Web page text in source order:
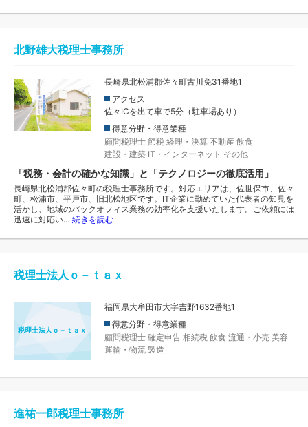
北野雄大税理士事務所
長崎県北松浦郡佐々町古川免31番地1
アクセス
佐々ICを出て車で5分（駐車場あり）
得意分野・得意業種
顧問税理士 節税 経理・決算 不動産 飲食
建設・建築 IT・インターネット その他
「税務・会計の確かな知識」と「テクノロジーの徹底活用」
長崎県北松浦郡佐々町の税理士事務所です。対応エリアは、佐世保市、佐々
町、松浦市、平戸市、旧北松地区です。IT企業に勤めていた代表者の知見を
活かし、地域のバックオフィス業務の効率化を支援いたします。ご依頼には
迅速に対応い… 続きを読む
税理士法人ｏ－ｔａｘ
税理士法人ｏ－ｔａｘ
福岡県大牟田市大字吉野1632番地1
得意分野・得意業種
顧問税理士 確定申告 相続税 飲食 流通・小売 美容
運輸・物流 製造
進祐一郎税理士事務所